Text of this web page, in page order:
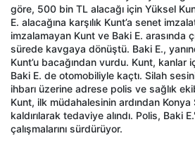
göre, 500 bin TL alacağı için Yüksel
E. alacağına karşılık Kunt’a senet
imzalamayan Kunt ve Baki E. arasında
sürede kavgaya dönüştü. Baki E.,
Kunt’u bacağından vurdu. Kunt, kanlar
Baki E. de otomobiliyle kaçtı. Silah
ihbarı üzerine adrese polis ve sağlık
Kunt, ilk müdahalesinin ardından Konya
kaldırılarak tedaviye alındı. Polis, Baki
çalışmalarını sürdürüyor.